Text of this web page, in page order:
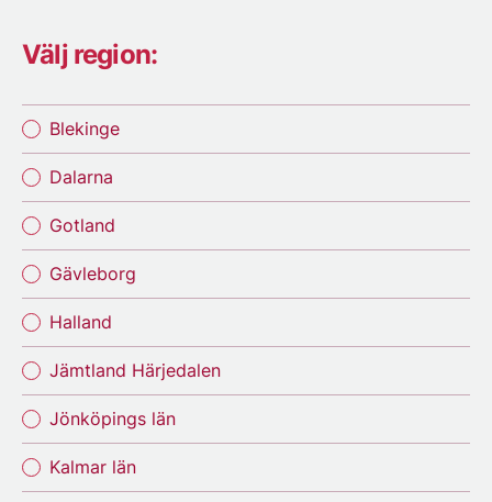
Välj region:
Blekinge
Dalarna
Gotland
Gävleborg
Halland
Jämtland Härjedalen
Jönköpings län
Kalmar län